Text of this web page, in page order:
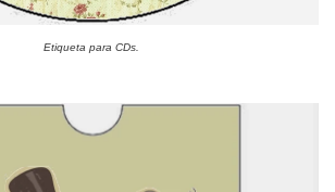
Etiqueta para CDs.